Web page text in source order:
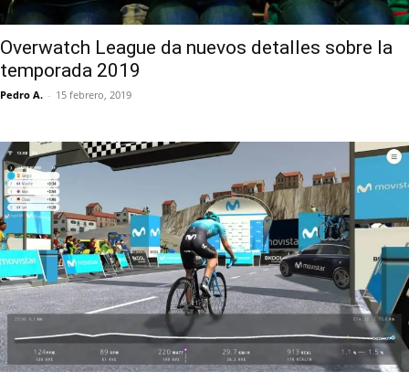
Overwatch League da nuevos detalles sobre la
temporada 2019
Pedro A. - 15 febrero, 2019